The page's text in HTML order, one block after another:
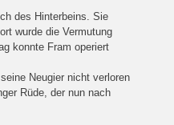
des Hinterbeins. Sie
wurde die Vermutung
konnte Fram operiert
Neugier nicht verloren
Rüde, der nun nach